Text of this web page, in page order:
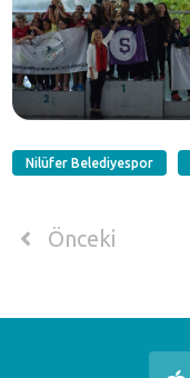
Nilüfer Belediyespor
Önceki